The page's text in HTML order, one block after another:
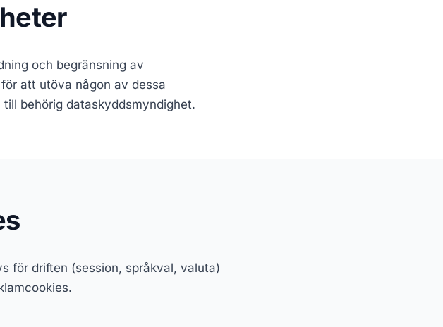
och begränsning av
att utöva någon av dessa
behörig dataskyddsmyndighet.
för driften (session, språkval, valuta)